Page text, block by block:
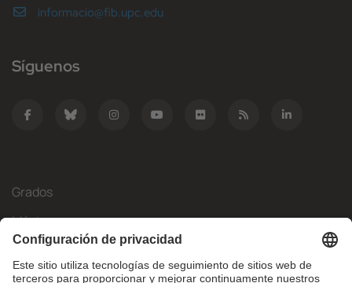
informacio@fib.upc.edu
Síguenos
Grados
Másteres
Movilidad Internacional
Investigación